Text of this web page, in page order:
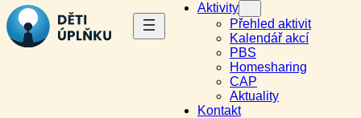
Aktivity
Přehled aktivit
Kalendář akcí
PBS
Homesharing
CAP
Aktuality
Kontakt